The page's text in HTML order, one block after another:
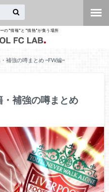
ーの"情報"と"情熱"が集う場所
補強の噂まとめ ~FW編~
・補強の噂まとめ